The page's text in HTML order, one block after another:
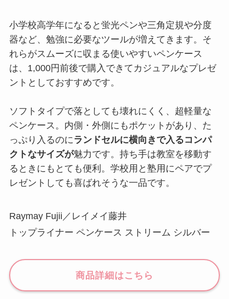
小学校高学年になると蛍光ペンや三角定規や分度
器など、勉強に必要なツールが増えてきます。そ
れらがスムーズに収まる使いやすいペンケース
は、1,000円前後で購入できてカジュアルなプレゼ
ントとしておすすめです。
ソフトタイプで落としても壊れにくく、超軽量な
ペンケース。内側・外側にもポケットがあり、た
っぷり入るのに ランドセルに横向きで入るコンパ
クトなサイズが魅力です。持ち手は教室を移動す
るときにもとても便利。学校用と塾用にペアでプ
レゼントしても喜ばれそうな一品です。
Raymay Fujii／レイメイ藤井
トップライナー ペンケース ストリーム シルバー
商品詳細はこちら